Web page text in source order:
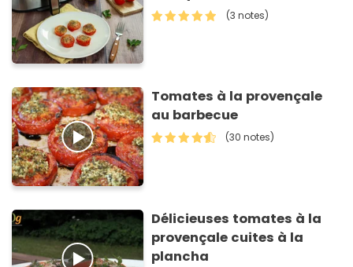
(3 notes)
Tomates à la provençale
au barbecue
(30 notes)
Délicieuses tomates à la
provençale cuites à la
plancha